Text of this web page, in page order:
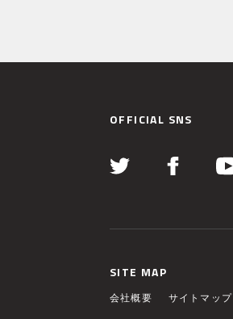
OFFICIAL SNS
SITE MAP
会社概要 サイトマップ